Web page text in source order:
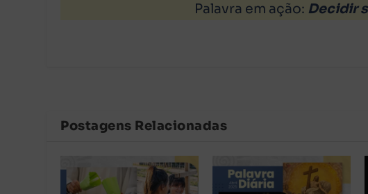
Palavra em ação: Decidir
Postagens Relacionadas